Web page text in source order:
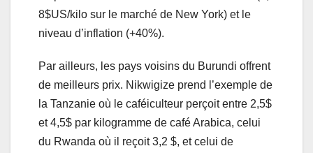
8$US/kilo sur le marché de New York) et le
niveau d’inflation (+40%).
Par ailleurs, les pays voisins du Burundi offrent
de meilleurs prix. Nikwigize prend l’exemple de
la Tanzanie où le caféiculteur perçoit entre 2,5$
et 4,5$ par kilogramme de café Arabica, celui
du Rwanda où il reçoit 3,2 $, et celui de